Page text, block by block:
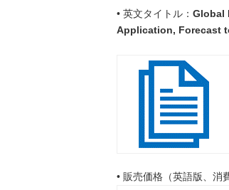
• 英文タイトル： Global
Application, Forecast
• 販売価格（英語版、消